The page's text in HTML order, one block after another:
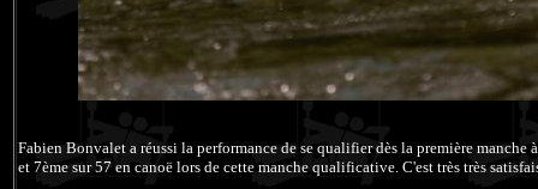
Fabien Bonvalet a réussi la performance de se qualifier dès la première
et 7ème sur 57 en canoë lors de cette manche qualificative. C'est très très